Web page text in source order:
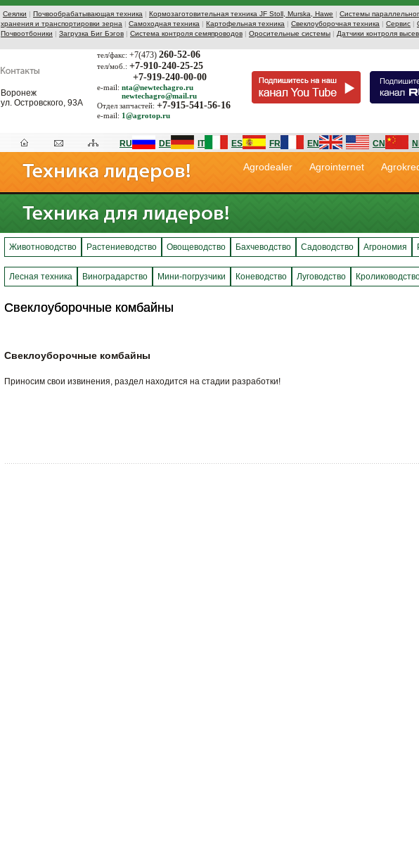
Сеялки | Почвообрабатывающая техника | Кормозаготовительная техника JF Stoll, Murska, Hawe | Системы
хранения и транспортировки зерна | Самоходная техника | Картофельная техника | Свеклоуборочная техника | Сервис |
Почвоотбоники | Загрузка Биг Бэгов | Система контроля семяпроводов | Оросительные системы | Датчики контроля
Воронеж
ул. Островского, 93А
тел/факс: +7(473) 260-52-06
тел/моб.: +7-910-240-25-25
+7-919-240-00-00
e-mail: nta@newtechagro.ru
newtechagro@mail.ru
Отдел запчастей: +7-915-541-56-16
e-mail: 1@agrotop.ru
RU DE IT ES FR EN CN
Agrodealer Agrointernet
Животноводство Растениеводство Овощеводство Бахчеводство Садоводство Агрономия
Лесная техника Виноградарство Мини-погрузчики Коневодство Луговодство
Свеклоуборочные комбайны
Свеклоуборочные комбайны
Свеклоуборочные комбайны
Приносим свои извинения, раздел находится на стадии разработки!